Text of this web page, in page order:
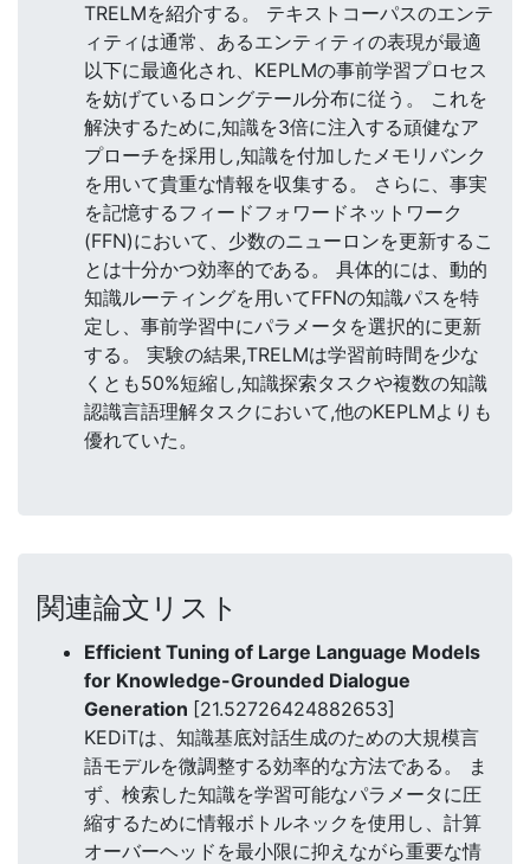
TRELMを紹介する。 テキストコーパスのエンテ
ィティは通常、あるエンティティの表現が最適
以下に最適化され、KEPLMの事前学習プロセス
を妨げているロングテール分布に従う。 これを
解決するために,知識を3倍に注入する頑健なア
プローチを採用し,知識を付加したメモリバンク
を用いて貴重な情報を収集する。 さらに、事実
を記憶するフィードフォワードネットワーク
(FFN)において、少数のニューロンを更新するこ
とは十分かつ効率的である。 具体的には、動的
知識ルーティングを用いてFFNの知識パスを特
定し、事前学習中にパラメータを選択的に更新
する。 実験の結果,TRELMは学習前時間を少な
くとも50%短縮し,知識探索タスクや複数の知識
認識言語理解タスクにおいて,他のKEPLMよりも
優れていた。
関連論文リスト
Efficient Tuning of Large Language Models
for Knowledge-Grounded Dialogue
Generation [21.52726424882653]
KEDiTは、知識基底対話生成のための大規模言
語モデルを微調整する効率的な方法である。 ま
ず、検索した知識を学習可能なパラメータに圧
縮するために情報ボトルネックを使用し、計算
オーバーヘッドを最小限に抑えながら重要な情